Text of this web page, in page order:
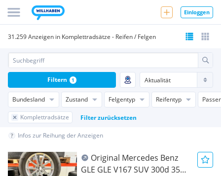
Einloggen
31.259 Anzeigen in Komplettradsätze - Reifen / Felgen
Bundesland Zustand Felgentyp Reifentyp
Komplettradsätze Filter zurücksetzen
Filtern 1
Infos zur Reihung der Anzeigen
Original Mercedes Benz
GLE GLE V167 SUV 300d 350d